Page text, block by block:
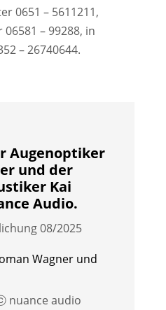
0651 – 5611211,
– 99288, in
– 26740644.
Augenoptiker
und der
Kai
Audio.
08/2025
nuance audio